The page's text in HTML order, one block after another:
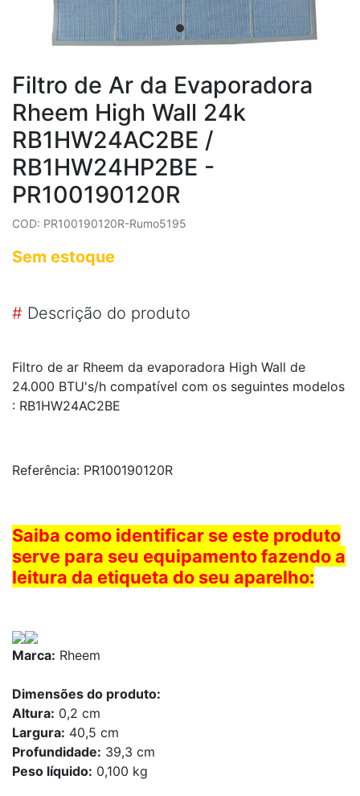
Filtro de Ar da Evaporadora
Rheem High Wall 24k
RB1HW24AC2BE /
RB1HW24HP2BE -
PR100190120R
COD: PR100190120R-Rumo5195
Sem estoque
# Descrição do produto
Filtro de ar Rheem da evaporadora High Wall de
24.000 BTU's/h compatível com os seguintes modelos
: RB1HW24AC2BE
Referência: PR100190120R
Saiba como identificar se este produto
serve para seu equipamento fazendo a
leitura da etiqueta do seu aparelho:
Marca: Rheem
Dimensões do produto:
Altura: 0,2 cm
Largura: 40,5 cm
Profundidade: 39,3 cm
Peso líquido: 0,100 kg